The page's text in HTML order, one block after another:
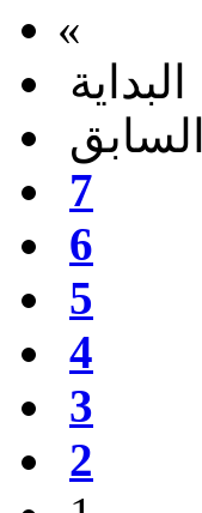
«
البداية
السابق
7
6
5
4
3
2